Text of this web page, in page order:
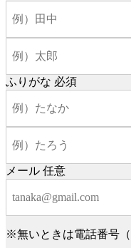
ふりがな 必須
メール 任意
※無いときは電話番号